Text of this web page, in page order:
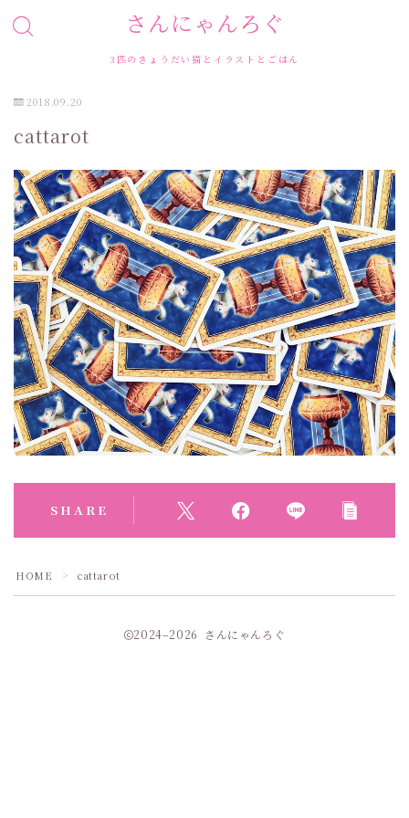
さんにゃんろぐ
3匹のきょうだい猫とイラストとごはん
2018.09.20
cattarot
SHARE
HOME ＞ cattarot
2024–2026 さんにゃんろぐ